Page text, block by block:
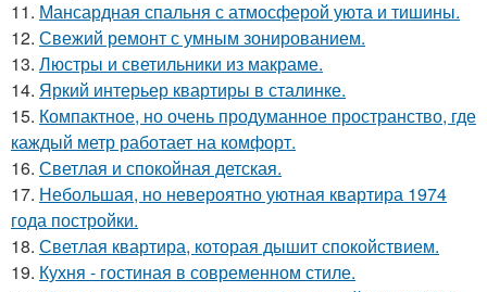
11. Мансардная спальня с атмосферой уюта и тишины.
12. Свежий ремонт с умным зонированием.
13. Люстры и светильники из макраме.
14. Яркий интерьер квартиры в сталинке.
15. Компактное, но очень продуманное пространство, где
каждый метр работает на комфорт.
16. Светлая и спокойная детская.
17. Небольшая, но невероятно уютная квартира 1974
года постройки.
18. Светлая квартира, которая дышит спокойствием.
19. Кухня - гостиная в современном стиле.